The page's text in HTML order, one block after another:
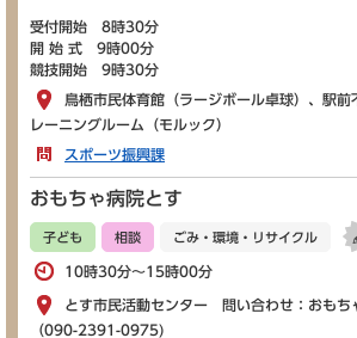
受付開始 8時30分
開 始 式 9時00分
競技開始 9時30分
鳥栖市民体育館（ラージボール卓球）、駅
レーニングルーム（モルック）
スポーツ振興課
おもちゃ病院とす
子ども 相談 ごみ・環境・リサイクル
10時30分～15時00分
とす市民活動センター 問い合わせ：おもち
（090-2391-0975)